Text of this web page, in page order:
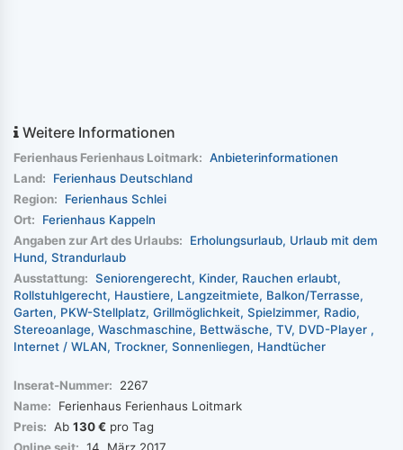
Weitere Informationen
Ferienhaus Ferienhaus Loitmark: Anbieterinformationen
Land:
Ferienhaus Deutschland
Region:
Ferienhaus Schlei
Ort:
Ferienhaus Kappeln
Angaben zur Art des Urlaubs:
Erholungsurlaub Urlaub mit dem
Hund Strandurlaub
Ausstattung: Seniorengerecht Kinder Rauchen erlaubt
Rollstuhlgerecht Haustiere Langzeitmiete Balkon/Terrasse
Garten
PKW-Stellplatz Grillmöglichkeit Spielzimmer Radio
Stereoanlage Waschmaschine Bettwäsche TV DVD-Player
Internet / WLAN Trockner Sonnenliegen Handtücher
Inserat-Nummer:
2267
Name:
Ferienhaus Ferienhaus Loitmark
Preis: Ab 130 € pro Tag